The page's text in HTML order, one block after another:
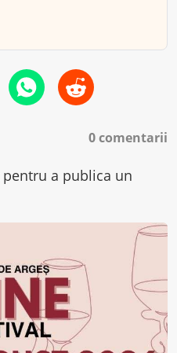
0 comentarii
pentru a publica un